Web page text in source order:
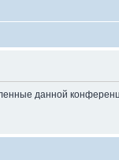
данной